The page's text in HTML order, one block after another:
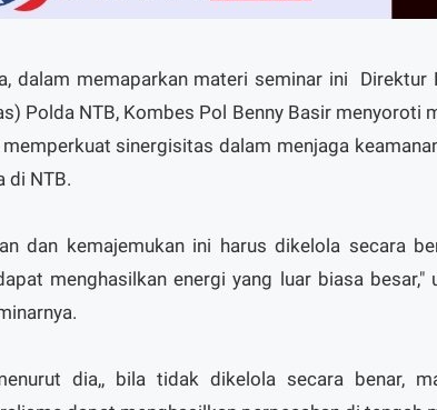
dalam memaparkan materi seminar ini Direktur
Polda NTB, Kombes Pol Benny Basir menyoroti
sinergisitas dalam menjaga
di NTB.
dan kemajemukan ini harus dikelola secara
menghasilkan energi yang luar biasa besar,"
dia,, bila tidak dikelola secara benar,